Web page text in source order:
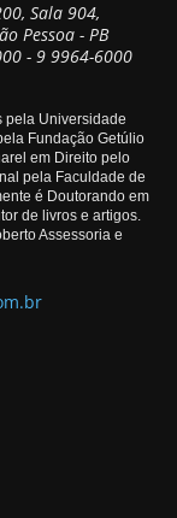
Sala 904,
Pessoa - PB
- 9 9964-6000
pela Universidade
Fundação Getúlio
em Direito pelo
pela Faculdade de
é Doutorando em
de livros e artigos.
Assessoria e